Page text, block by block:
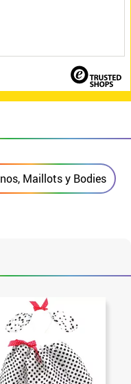
Maillots y Bodies